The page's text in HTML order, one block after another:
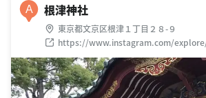
A 根津神社
東京都文京区根津１丁目２８-９
https://www.instagram.com/
09039053